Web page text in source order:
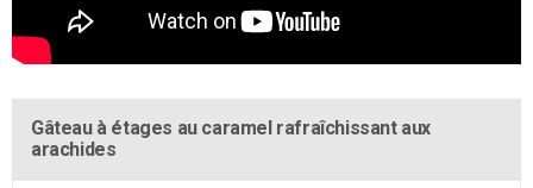
Gâteau à étages au caramel rafraîchissant aux
arachides